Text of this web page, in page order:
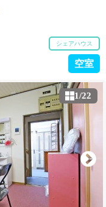
シェアハウス
空室
1/22